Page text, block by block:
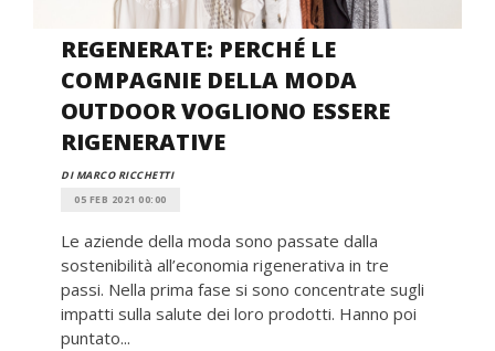
REGENERATE: PERCHÉ LE
COMPAGNIE DELLA MODA
OUTDOOR VOGLIONO ESSERE
RIGENERATIVE
DI MARCO RICCHETTI
05 FEB 2021 00:00
Le aziende della moda sono passate dalla
sostenibilità all’economia rigenerativa in tre
passi. Nella prima fase si sono concentrate sugli
impatti sulla salute dei loro prodotti. Hanno poi
puntato...